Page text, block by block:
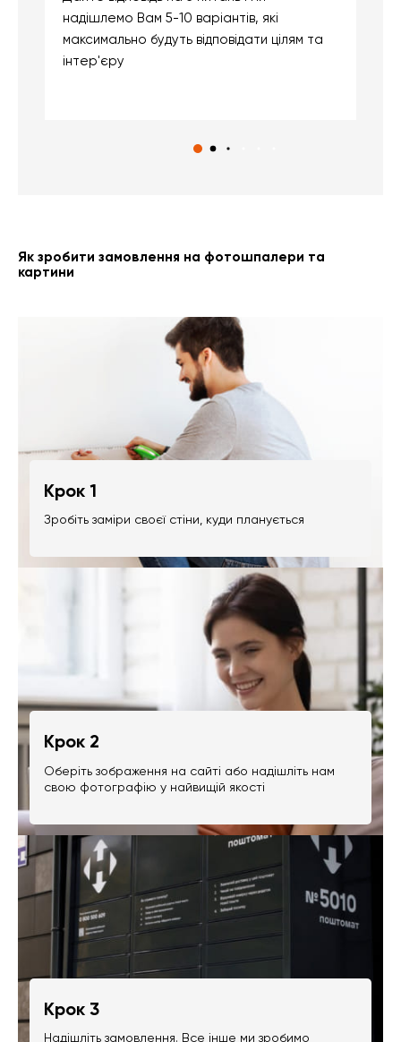
надішлемо Вам 5-10 варіантів, які
максимально будуть відповідати цілям та
інтер'єру
Як зробити замовлення на фотошпалери та
картини
Крок 1
Зробіть заміри своєї стіни, куди планується
Крок 2
Оберіть зображення на сайті або надішліть нам
свою фотографію у найвищій якості
Крок 3
Надішліть замовлення. Все інше ми зробимо